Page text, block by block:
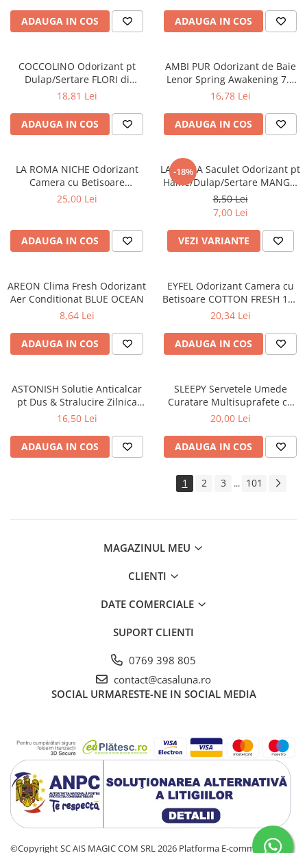
ADAUGA IN COS ADAUGA IN COS
COCCOLINO Odorizant pt
Dulap/Sertare FLORI di
PRIMAVERA 3 buc
18,81 Lei
ADAUGA IN COS
AMBI PUR Odorizant de Baie
Lenor Spring Awakening 7.5
ml
16,78 Lei
ADAUGA IN COS
LA ROMA NICHE Odorizant
Camera cu Betisoare
INVICTUS 120 ml
25,00 Lei
ADAUGA IN COS
-18%
LA ROMA Saculet Odorizant pt
Haine/Dulap/Sertare MANGO
26g
8,50 Lei
7,00 Lei
VEZI VARIANTE
AREON Clima Fresh Odorizant
Aer Conditionat BLUE OCEAN
8,64 Lei
ADAUGA IN COS
EYFEL Odorizant Camera cu
Betisoare COTTON FRESH 120
ml
20,34 Lei
ADAUGA IN COS
ASTONISH Solutie Anticalcar
pt Dus & Stralucire Zilnica
White Lilies 750 ml
16,50 Lei
ADAUGA IN COS
SLEEPY Servetele Umede
Curatare Multisuprafete cu
Bicarbonat, Otet Alb, Eucalipt
Buc
20,00 Lei
ADAUGA IN COS
1 2 3 ... 101
MAGAZINUL MEU
CLIENTI
DATE COMERCIALE
SUPORT CLIENTI
0769 398 805
contact@casaluna.ro
SOCIAL URMARESTE-NE IN SOCIAL MEDIA
©Copyright SC AIS MAGIC COM SRL 2026 Platforma E-commerce by